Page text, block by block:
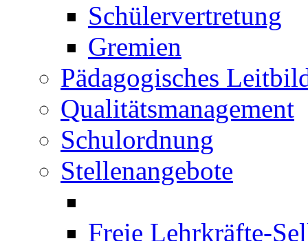
Schülervertretung
Gremien
Pädagogisches
Qualitätsmanagement
Schulordnung
Stellenangebote
Freie Lehrkräfte-